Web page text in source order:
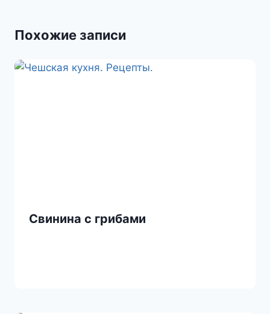
sт
Похожие записи
Свинина с грибами